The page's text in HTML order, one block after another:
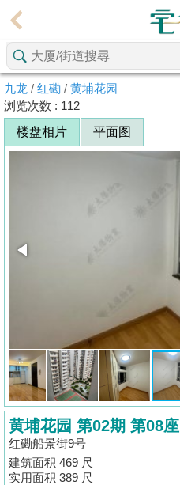
理
主
页
搵
楼/
放
按
揭
地
产
博
客
九龙 / 红磡 / 黄埔花园
浏览次数 : 112
楼盘相片
平面图
黄埔花园 第02期 第08座
红磡船景街9号
建筑面积 469 尺
实用面积 389 尺